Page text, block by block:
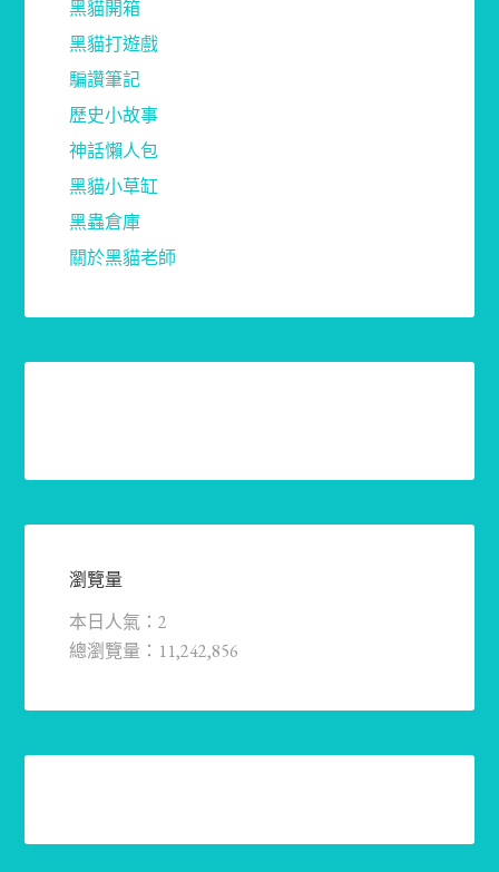
黑貓開箱
黑貓打遊戲
騙讚筆記
歷史小故事
神話懶人包
黑貓小草缸
黑蟲倉庫
關於黑貓老師
瀏覽量
本日人氣：2
總瀏覽量：11,242,856